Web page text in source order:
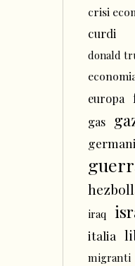
crisi
curdi
donald
europa
gas
iraq
italia
migranti